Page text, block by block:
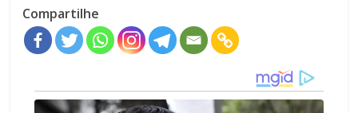
Compartilhe